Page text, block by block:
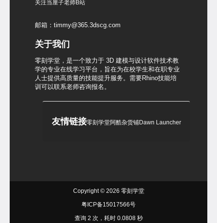
关注当厘子老师B站
邮箱：timmy@365.3dscg.com
关于我们
零刻学堂，是一个致力于 3D 建模与设计软件技术教
学的专业在线学习平台，旨在为在校学生和在职专业
人士提供高质量的技能提升服务。需要Rhino技能培
训可以联系老师咨询报名。
友情链接零刻学堂阿酷杂货铺Dawn Launcher
Copyright © 2026 零刻学堂
粤ICP备15017566号
查询 2 次，耗时 0.0808 秒